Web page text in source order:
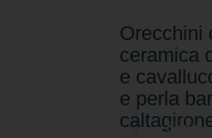
Orecchini
ceramica
e
e perla
Scegli